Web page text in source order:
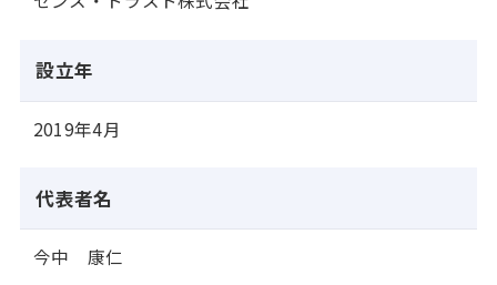
設立年
2019年4月
代表者名
今中 康仁